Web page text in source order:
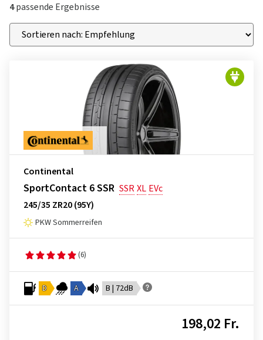
4passende Ergebnisse
Continental
SportContact 6 SSR SSRXL EVc
245/35 ZR20 (95Y)
PKW Sommerreifen
(6)
D A B | 72dB
198,02 Fr.